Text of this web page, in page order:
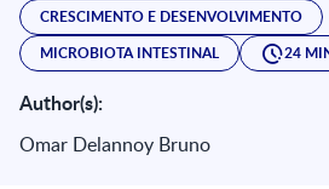
CRESCIMENTO E DESENVOLVIMENTO
MICROBIOTA INTESTINAL
24
Author(s):
Omar Delannoy Bruno